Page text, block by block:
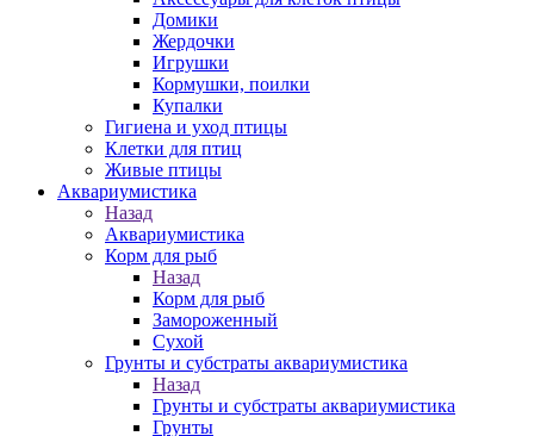
Домики
Жердочки
Игрушки
Кормушки, поилки
Купалки
Гигиена и уход птицы
Клетки для птиц
Живые птицы
Аквариумистика
Назад
Аквариумистика
Корм для рыб
Назад
Корм для рыб
Замороженный
Сухой
Грунты и субстраты аквариумистика
Назад
Грунты и субстраты аквариумистика
Грунты